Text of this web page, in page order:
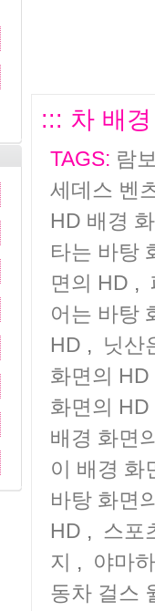
::: 차 배
TAGS: 람
세데스 벤
HD 배경
타는 바탕
면의 HD ,
어는 바탕
HD , 닛산
화면의 HD
화면의 HD
배경 화면
이 배경 화
바탕 화면
HD , 스포
지 , 야마
동차 걸스